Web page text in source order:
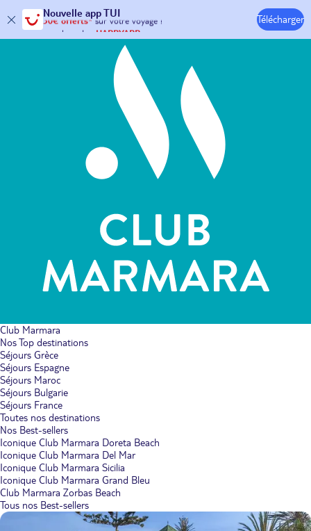
Nouvelle app TUI
30€ offerts* sur votre voyage !
avec le code :HAPPYAPP
Télécharger
Hôtels & Clubs
Club Marmara
Nos Top destinations
Séjours Grèce
Séjours Espagne
Séjours Maroc
Séjours Bulgarie
Séjours France
Toutes nos destinations
Nos Best-sellers
Iconique Club Marmara Doreta Beach
Iconique Club Marmara Del Mar
Iconique Club Marmara Sicilia
Iconique Club Marmara Grand Bleu
Club Marmara Zorbas Beach
Tous nos Best-sellers